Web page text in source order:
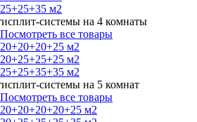
25+25+35 м2
системы на 4 комнаты
Посмотреть все товары
20+20+20+25 м2
20+25+25+25 м2
25+25+35+35 м2
системы на 5 комнат
Посмотреть все товары
20+20+20+20+25 м2